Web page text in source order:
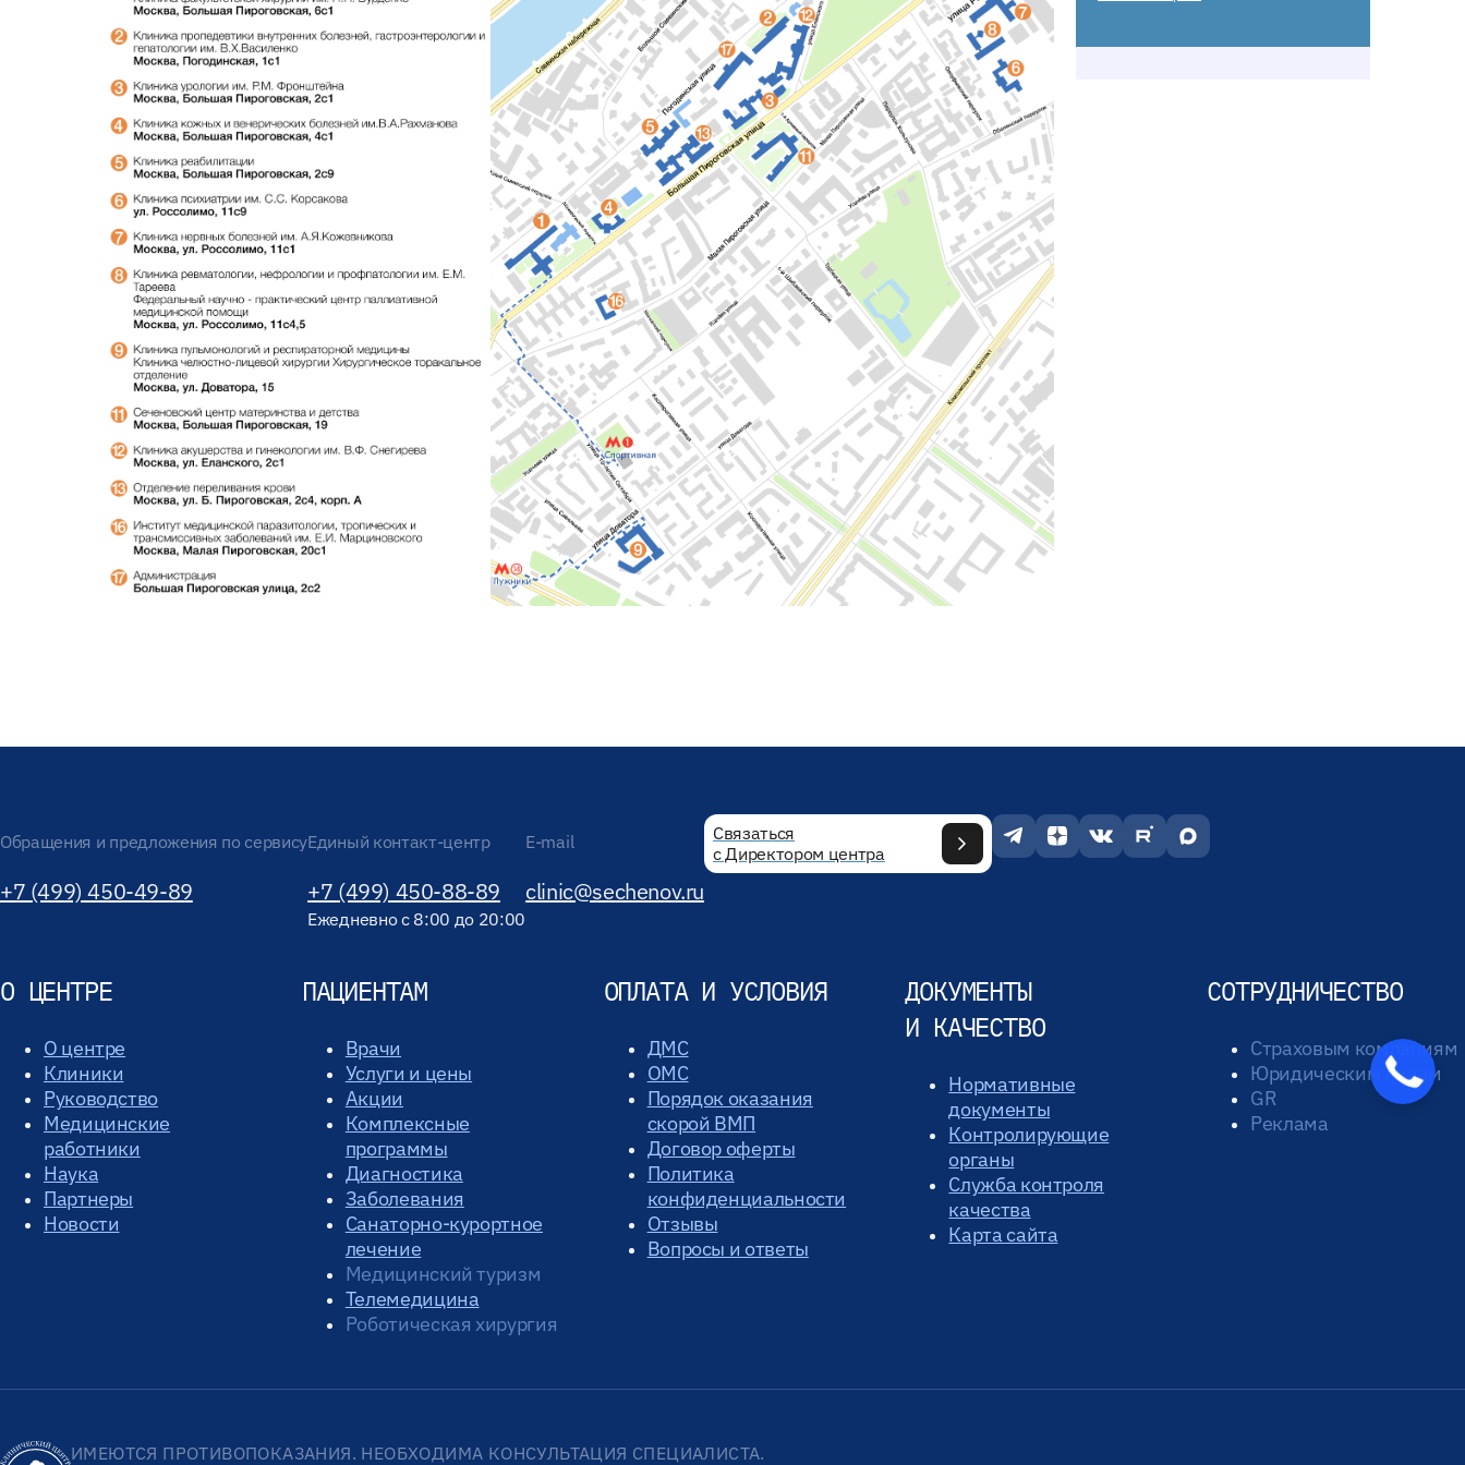
Обращения и предложения по сервису
+7 (499) 450-49-89
Единый контакт-центр
+7 (499) 450-88-89
Ежедневно с 8:00 до 20:00
E-mail
clinic@sechenov.ru
Связаться
с Директором центра
О ЦЕНТРЕ
О центре
Клиники
Руководство
Медицинские
работники
Наука
Партнеры
Новости
ПАЦИЕНТАМ
Врачи
Услуги и цены
Акции
Комплексные
программы
Диагностика
Заболевания
Санаторно-курортное
лечение
Медицинский туризм
Телемедицина
Роботическая хирургия
ОПЛАТА И УСЛОВИЯ
ДМС
ОМС
Порядок оказания
скорой ВМП
Договор оферты
Политика
конфиденциальности
Отзывы
Вопросы и ответы
ДОКУМЕНТЫ
И КАЧЕСТВО
Нормативные
документы
Контролирующие
органы
Служба контроля
качества
Карта сайта
СОТРУДНИЧЕСТВО
Страховым компаниям
Юридическим лицам
GR
Реклама
ИМЕЮТСЯ ПРОТИВОПОКАЗАНИЯ. НЕОБХОДИМА КОНСУЛЬТАЦИЯ СПЕЦИАЛИСТА.